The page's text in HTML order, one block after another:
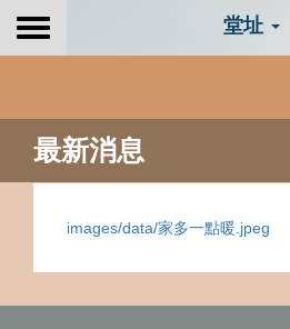
Toggle
堂址
最新消息
images/data/家多一點暖.jpeg